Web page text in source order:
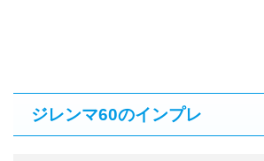
ジレンマ60のインプレ